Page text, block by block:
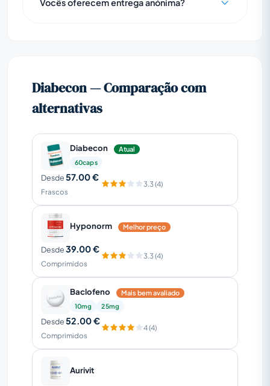
Diabecon — Comparação com
alternativas
Diabecon
Atual
60caps
Desde57.00 €
Frascos
3.3 (4)
Hyponorm Melhor preço
Desde39.00 €
Comprimidos
3.3 (4)
Baclofeno
Mais bem avaliado
10mg
25mg
Desde52.00 €
Comprimidos
4 (4)
Aurivit